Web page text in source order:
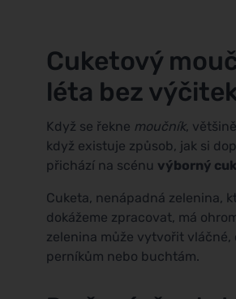
Cuketový
léta bez
Když se řekne moučník,
když existuje způsob, jak si
přichází na scénu výborný
Cuketa, nenápadná zelenina,
dokážeme zpracovat, má
zelenina může vytvořit
perníkům nebo buchtám.